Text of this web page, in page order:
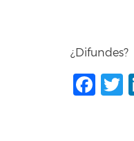
¿Difundes?